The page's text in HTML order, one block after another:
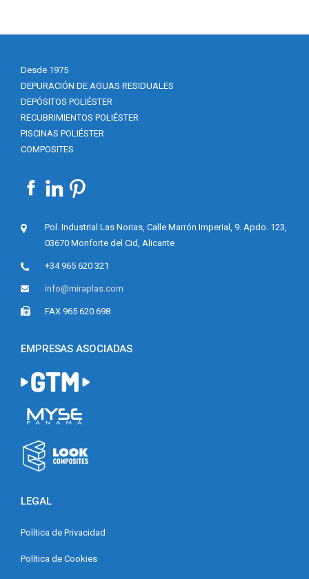
Desde 1975
DEPURACIÓN DE AGUAS RESIDUALES
DEPÓSITOS POLIÉSTER
RECUBRIMIENTOS POLIÉSTER
PISCINAS POLIÉSTER
COMPOSITES
Pol. Industrial Las Norias, Calle Marrón Imperial, 9. Apdo. 123,
03670 Monforte del Cid, Alicante
+34 965 620 321
info@miraplas.com
FAX 965 620 698
EMPRESAS ASOCIADAS
LEGAL
Política de Privacidad
Política de Cookies